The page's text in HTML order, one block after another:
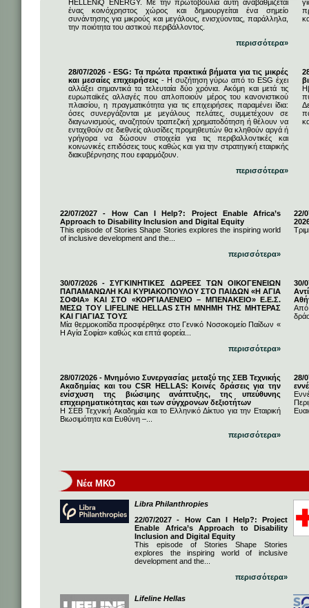
HELLENiQ ENERGY. Με την πρωτοβουλία αυτή αναβαθμίζεται
ένας κοινόχρηστος χώρος και δημιουργείται ένα σημείο
συνάντησης για μικρούς και μεγάλους, ενισχύοντας, παράλληλα,
την ποιότητα του αστικού περιβάλλοντος.
περισσότερα»
28/07/2026 - ESG: Τα πρώτα πρακτικά βήματα για τις μικρές
και μεσαίες επιχειρήσεις - Η συζήτηση γύρω από το ESG έχει
αλλάξει σημαντικά τα τελευταία δύο χρόνια. Ακόμη και μετά τις
ευρωπαϊκές αλλαγές που απλοποιούν μέρος του κανονιστικού
πλαισίου, η πραγματικότητα για τις επιχειρήσεις παραμένει ίδια:
όσες συνεργάζονται με μεγάλους πελάτες, συμμετέχουν σε
διαγωνισμούς, αναζητούν τραπεζική χρηματοδότηση ή θέλουν να
ενταχθούν σε διεθνείς αλυσίδες προμηθευτών θα κληθούν αργά ή
γρήγορα να δώσουν στοιχεία για τις περιβαλλοντικές και
κοινωνικές επιδόσεις τους καθώς και για την στρατηγική εταιρικής
διακυβέρνησης που εφαρμόζουν.
περισσότερα»
22/07/2027 - How Can I Help?: Project Enable Africa’s
Approach to Disability Inclusion and Digital Equity
This episode of Stories Shape Stories explores the inspiring world
of inclusive development and the...
περισσότερα»
22/
30/07/2026 - ΣΥΓΚΙΝΗΤΙΚΕΣ ΔΩΡΕΕΣ ΤΩΝ ΟΙΚΟΓΕΝΕΙΩΝ
ΠΑΠΑΜΑΝΩΛΗ ΚΑΙ ΚΥΡΙΑΚΟΠΟΥΛΟΥ ΣΤΟ ΠΑΙΔΩΝ «Η ΑΓΙΑ
ΣΟΦΙΑ» ΚΑΙ ΣΤΟ «ΚΟΡΓΙΑΛΕΝΕΙΟ – ΜΠΕΝΑΚΕΙΟ» Ε.Ε.Σ.
ΜΕΣΩ ΤΟΥ LIFELINE HELLAS ΣΤΗ ΜΝΗΜΗ ΤΗΣ ΜΗΤΕΡΑΣ
ΚΑΙ ΓΙΑΓΙΑΣ ΤΟΥΣ
Μία θερμοκοιτίδα προσφέρθηκε στο Γενικό Νοσοκομείο Παίδων «
Η Αγία Σοφία» καθώς και επτά φορεία...
περισσότερα»
30/
Από
28/07/2026 - Μνημόνιο Συνεργασίας μεταξύ της ΣΕΒ Τεχνικής
Ακαδημίας και του CSR HELLAS: Κοινές δράσεις για την
ενίσχυση της βιώσιμης ανάπτυξης, της υπεύθυνης
επιχειρηματικότητας και των σύγχρονων δεξιοτήτων
Η ΣΕΒ Τεχνική Ακαδημία και το Ελληνικό Δίκτυο για την Εταιρική
Βιωσιμότητα και Ευθύνη –...
περισσότερα»
28/
Νέα ΜΚΟ
Libra Philanthropies
22/07/2027 - How Can I Help?: Project
Enable Africa’s Approach to Disability
Inclusion and Digital Equity
This episode of Stories Shape Stories
explores the inspiring world of inclusive
development and the...
περισσότερα»
Lifeline Hellas